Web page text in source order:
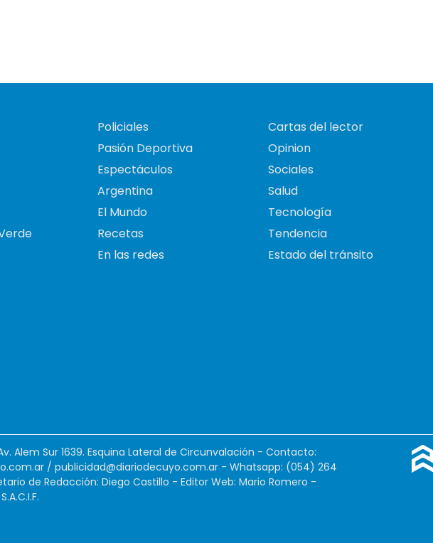
Policiales
Pasión Deportiva
Espectáculos
Argentina
El Mundo
Recetas
En las redes
Cartas del lector
Opinion
Sociales
Salud
Tecnología
Tendencia
Estado del tránsito
Alem Sur 1639. Esquina Lateral de Circunvalación - Contacto:
/ publicidad@diariodecuyo.com.ar - Whatsapp: (054) 264
de Redacción: Diego Castillo - Editor Web: Mario Romero -